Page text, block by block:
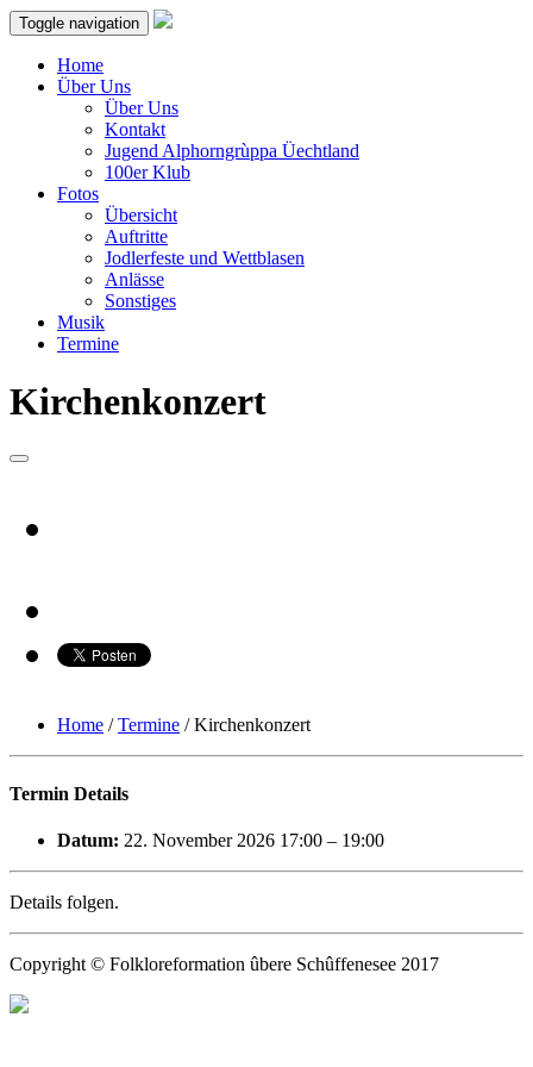
Toggle navigation
Home
Über Uns
Über Uns
Kontakt
Jugend Alphorngrùppa Üechtland
100er Klub
Fotos
Übersicht
Auftritte
Jodlerfeste und Wettblasen
Anlässe
Sonstiges
Musik
Termine
Kirchenkonzert
Home /Termine /Kirchenkonzert
Termin Details
Datum: 22. November 2026 17:00 – 19:00
Details folgen.
Copyright © Folkloreformation ûbere Schûffenesee 2017